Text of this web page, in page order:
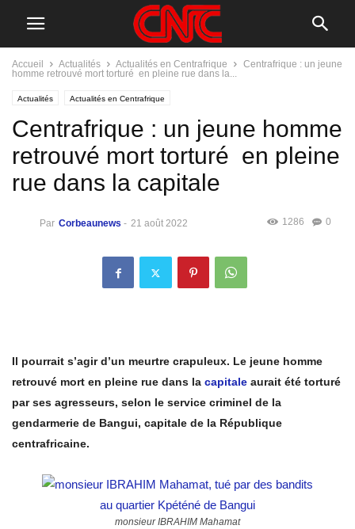
Accueil Actualités Actualités en Centrafrique
Centrafrique : un jeune
homme retrouvé mort torturé en pleine rue dans la...
Actualités Actualités en Centrafrique
Centrafrique : un jeune homme
retrouvé mort torturé en pleine
rue dans la capitale
Par Corbeaunews - 21 août 2022 0
1286
Il pourrait s’agir d’un meurtre crapuleux. Le jeune homme
retrouvé mort en pleine rue dans la capitale aurait été torturé
par ses agresseurs, selon le service criminel de la
gendarmerie de Bangui, capitale de la République
centrafricaine.
monsieur IBRAHIM Mahamat